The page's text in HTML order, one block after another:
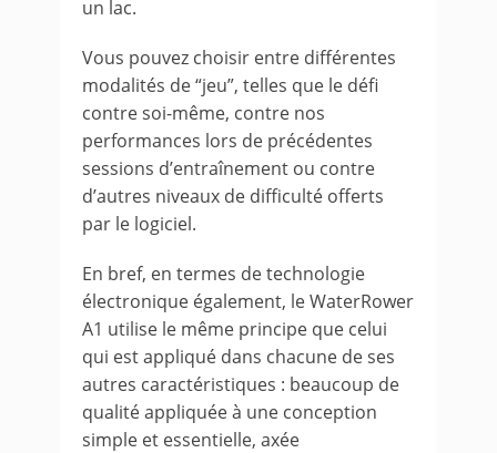
un lac.
Vous pouvez choisir entre différentes
modalités de “jeu”, telles que le défi
contre soi-même, contre nos
performances lors de précédentes
sessions d’entraînement ou contre
d’autres niveaux de difficulté offerts
par le logiciel.
En bref, en termes de technologie
électronique également, le WaterRower
A1 utilise le même principe que celui
qui est appliqué dans chacune de ses
autres caractéristiques : beaucoup de
qualité appliquée à une conception
simple et essentielle, axée